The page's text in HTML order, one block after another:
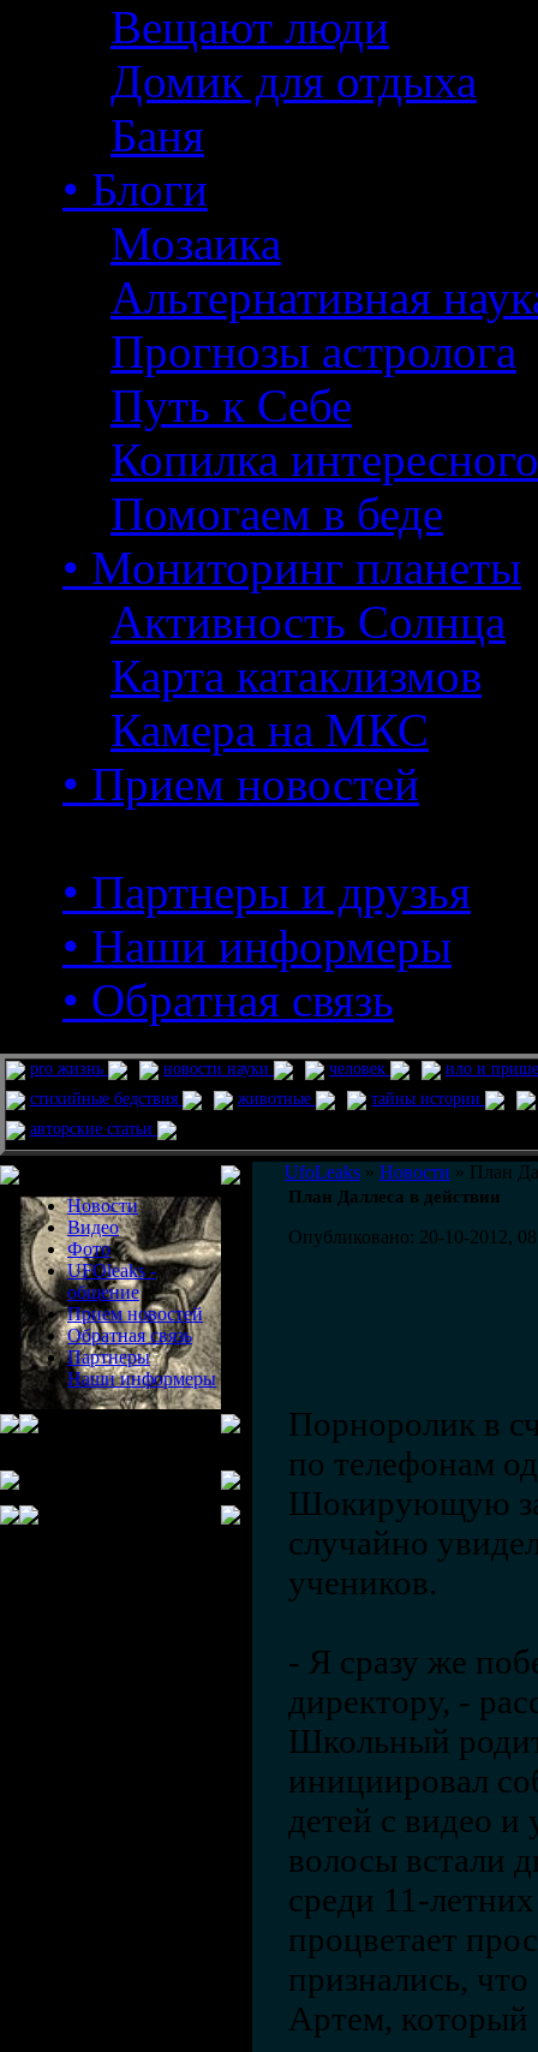
Вещают люди
Домик для отдыха
Баня
• Блоги
Мозаика
Альтернативная
Прогнозы астролога
Путь к Себе
Копилка интересного
Помогаем в беде
• Мониторинг планеты
Активность Солнца
Карта катаклизмов
Камера на МКС
• Прием новостей
• Партнеры и друзья
• Наши информеры
• Обратная связь
pro жизнь новости науки человек
нло и
стихийные бедствия
животные
тайны истории
авторские статьи
Новости
Видео
Фото
UFOleaks -
общение
Прием новостей
Обратная связь
Партнеры
Наши информеры
UfoLeaks » Новости » План
План Даллеса в действии
Опубликовано: 20-10-2012,
Порноролик в
по телефонам
Шокирующую
случайно
учеников.
- Я сразу же
директору, -
Школьный
инициировал
детей с видео и
волосы встали
среди 11-
процветает
признались,
Артем, который